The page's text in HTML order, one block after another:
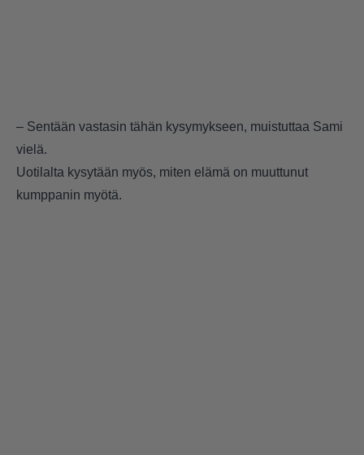
– Sentään vastasin tähän kysymykseen, muistuttaa Sami
vielä.
Uotilalta kysytään myös, miten elämä on muuttunut
kumppanin myötä.